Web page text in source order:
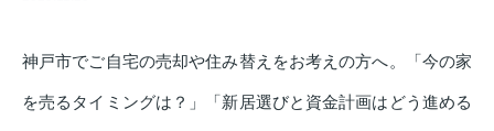
神戸市でご自宅の売却や住み替えをお考えの方へ。「今の家
を売るタイミングは？」「新居選びと資金計画はどう進める